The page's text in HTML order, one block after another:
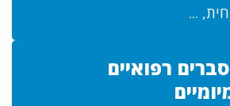
...
רפואיים